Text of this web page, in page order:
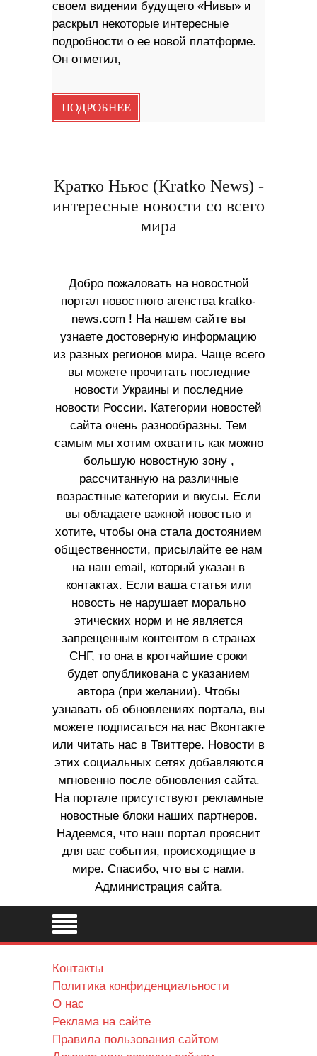
своем видении будущего «Нивы» и
раскрыл некоторые интересные
подробности о ее новой платформе.
Он отметил,
ПОДРОБНЕЕ
Кратко Ньюс (Kratko News) -
интересные новости со всего
мира
Добро пожаловать на новостной
портал новостного агенства kratko-
news.com ! На нашем сайте вы
узнаете достоверную информацию
из разных регионов мира. Чаще всего
вы можете прочитать последние
новости Украины и последние
новости России. Категории новостей
сайта очень разнообразны. Тем
самым мы хотим охватить как можно
большую новостную зону ,
рассчитанную на различные
возрастные категории и вкусы. Если
вы обладаете важной новостью и
хотите, чтобы она стала достоянием
общественности, присылайте ее нам
на наш email, который указан в
контактах. Если ваша статья или
новость не нарушает морально
этических норм и не является
запрещенным контентом в странах
СНГ, то она в кротчайшие сроки
будет опубликована с указанием
автора (при желании). Чтобы
узнавать об обновлениях портала, вы
можете подписаться на нас Вконтакте
или читать нас в Твиттере. Новости в
этих социальных сетях добавляются
мгновенно после обновления сайта.
На портале присутствуют рекламные
новостные блоки наших партнеров.
Надеемся, что наш портал прояснит
для вас события, происходящие в
мире. Спасибо, что вы с нами.
Администрация сайта.
Контакты
Политика конфиденциальности
О нас
Реклама на сайте
Правила пользования сайтом